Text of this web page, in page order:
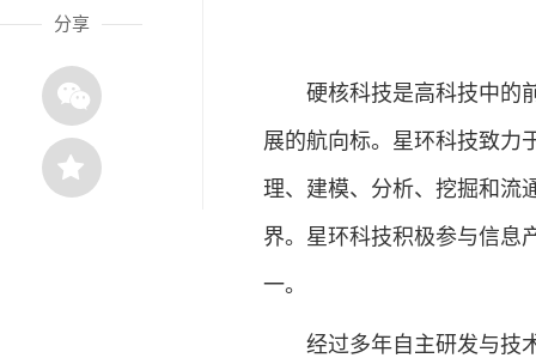
分享
硬核科技是高科技中的前
展的航向标。星环科技致力
理、建模、分析、挖掘和流
界。星环科技积极参与信息
一。
经过多年自主研发与技术